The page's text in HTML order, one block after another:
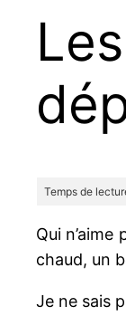
Qui
chaud, un
Je ne sais